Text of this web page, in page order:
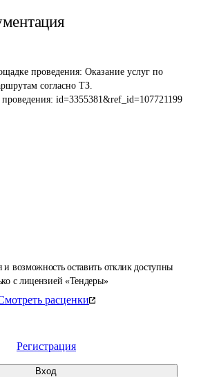
возможность оставить отклик доступны
с лицензией «Тендеры»
расценки
Регистрация
Вход
проведения: Оказание услуг по
согласно ТЗ.
id=3355381&ref_id=107721199